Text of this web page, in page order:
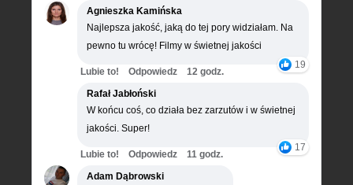
Agnieszka Kamińska
Najlepsza jakość, jaką do tej pory widziałam. Na
pewno tu wrócę! Filmy w świetnej jakości
19
Lubie to! Odpowiedz
12 godz.
Rafał Jabłoński
W końcu coś, co działa bez zarzutów i w świetnej
jakości. Super!
17
Lubie to! Odpowiedz
11 godz.
Adam Dąbrowski